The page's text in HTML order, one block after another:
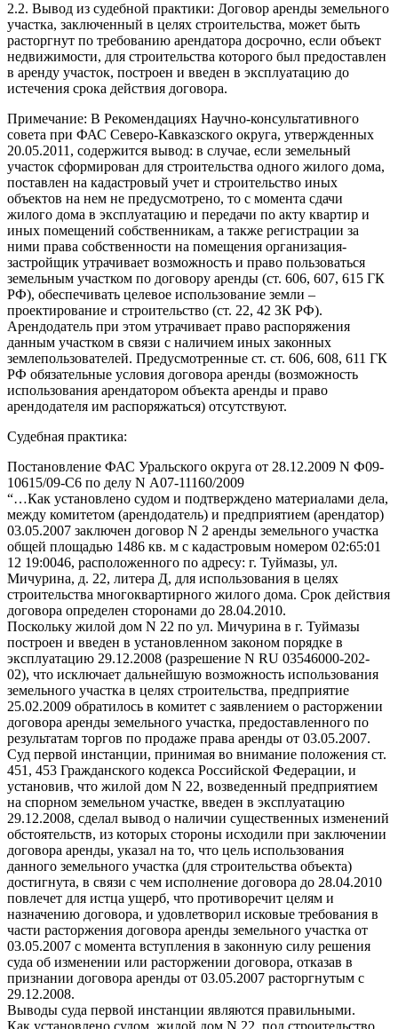
2.2. Вывод из судебной практики: Договор аренды земельного
участка, заключенный в целях строительства, может быть
расторгнут по требованию арендатора досрочно, если объект
недвижимости, для строительства которого был предоставлен
в аренду участок, построен и введен в эксплуатацию до
истечения срока действия договора.
Примечание: В Рекомендациях Научно-консультативного
совета при ФАС Северо-Кавказского округа, утвержденных
20.05.2011, содержится вывод: в случае, если земельный
участок сформирован для строительства одного жилого дома,
поставлен на кадастровый учет и строительство иных
объектов на нем не предусмотрено, то с момента сдачи
жилого дома в эксплуатацию и передачи по акту квартир и
иных помещений собственникам, а также регистрации за
ними права собственности на помещения организация-
застройщик утрачивает возможность и право пользоваться
земельным участком по договору аренды (ст. 606, 607, 615 ГК
РФ), обеспечивать целевое использование земли –
проектирование и строительство (ст. 22, 42 ЗК РФ).
Арендодатель при этом утрачивает право распоряжения
данным участком в связи с наличием иных законных
землепользователей. Предусмотренные ст. ст. 606, 608, 611 ГК
РФ обязательные условия договора аренды (возможность
использования арендатором объекта аренды и право
арендодателя им распоряжаться) отсутствуют.
Судебная практика:
Постановление ФАС Уральского округа от 28.12.2009 N Ф09-
10615/09-С6 по делу N А07-11160/2009
“…Как установлено судом и подтверждено материалами дела,
между комитетом (арендодатель) и предприятием (арендатор)
03.05.2007 заключен договор N 2 аренды земельного участка
общей площадью 1486 кв. м с кадастровым номером 02:65:01
12 19:0046, расположенного по адресу: г. Туймазы, ул.
Мичурина, д. 22, литера Д, для использования в целях
строительства многоквартирного жилого дома. Срок действия
договора определен сторонами до 28.04.2010.
Поскольку жилой дом N 22 по ул. Мичурина в г. Туймазы
построен и введен в установленном законом порядке в
эксплуатацию 29.12.2008 (разрешение N RU 03546000-202-
02), что исключает дальнейшую возможность использования
земельного участка в целях строительства, предприятие
25.02.2009 обратилось в комитет с заявлением о расторжении
договора аренды земельного участка, предоставленного по
результатам торгов по продаже права аренды от 03.05.2007.
Суд первой инстанции, принимая во внимание положения ст.
451, 453 Гражданского кодекса Российской Федерации, и
установив, что жилой дом N 22, возведенный предприятием
на спорном земельном участке, введен в эксплуатацию
29.12.2008, сделал вывод о наличии существенных изменений
обстоятельств, из которых стороны исходили при заключении
договора аренды, указал на то, что цель использования
данного земельного участка (для строительства объекта)
достигнута, в связи с чем исполнение договора до 28.04.2010
повлечет для истца ущерб, что противоречит целям и
назначению договора, и удовлетворил исковые требования в
части расторжения договора аренды земельного участка от
03.05.2007 с момента вступления в законную силу решения
суда об изменении или расторжении договора, отказав в
признании договора аренды от 03.05.2007 расторгнутым с
29.12.2008.
Выводы суда первой инстанции являются правильными.